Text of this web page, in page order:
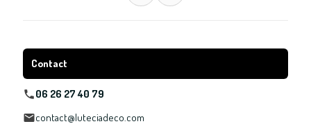
Contact
06 26 27 40 79
contact@luteciadeco.com